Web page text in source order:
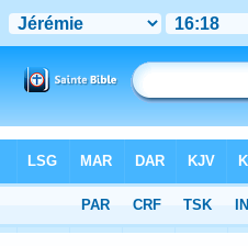
Chapitre 16 > Verset 18